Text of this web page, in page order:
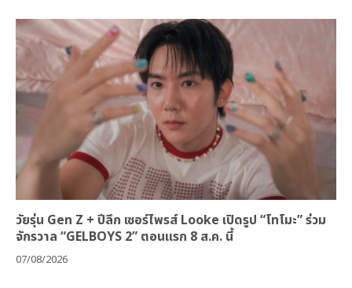
วัยรุ่น Gen Z + ปีลึก เซอร์ไพรส์ Looke เปิดรูป “โทโมะ” ร่วม
จักรวาล “GELBOYS 2” ตอนแรก 8 ส.ค. นี้
07/08/2026